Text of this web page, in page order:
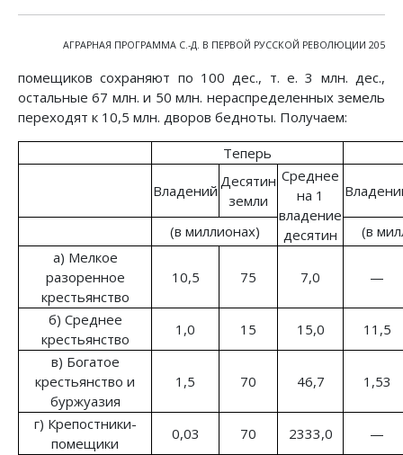
АГРАРНАЯ ПРОГРАММА С.-Д. В ПЕРВОЙ РУССКОЙ РЕВОЛЮЦИИ 205
помещиков сохраняют по 100 дес., т. е. 3 млн. дес.,
остальные 67 млн. и 50 млн. нераспределенных земель
переходят к 10,5 млн. дворов бедноты. Получаем:
Теперь
Владений
Десятин
земли
Среднее
на 1
владение
десятин
(в миллионах)
(в
а) Мелкое
разоренное
крестьянство
10,5 75 7,0 —
б) Среднее
крестьянство
1,0 15 15,0
11,5
в) Богатое
крестьянство и
буржуазия
1,5 70 46,7 1,53
г) Крепостники-
помещики
0,03 70 2333,0
—